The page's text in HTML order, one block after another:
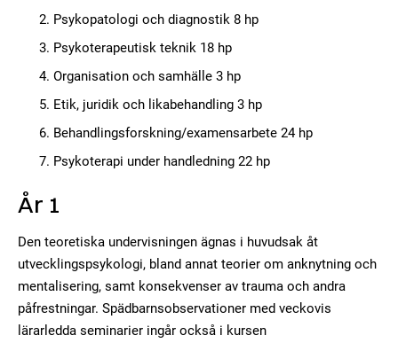
Psykopatologi och diagnostik 8 hp
Psykoterapeutisk teknik 18 hp
Organisation och samhälle 3 hp
Etik, juridik och likabehandling 3 hp
Behandlingsforskning/examensarbete 24 hp
Psykoterapi under handledning 22 hp
År 1
Den teoretiska undervisningen ägnas i huvudsak åt
utvecklingspsykologi, bland annat teorier om anknytning och
mentalisering, samt konsekvenser av trauma och andra
påfrestningar. Spädbarnsobservationer med veckovis
lärarledda seminarier ingår också i kursen